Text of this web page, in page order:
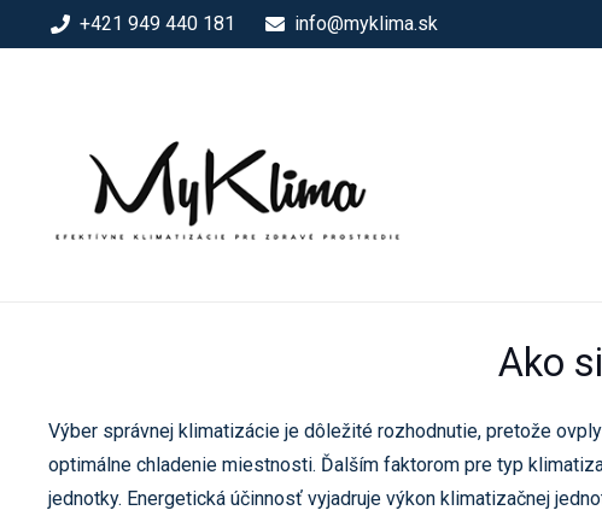
+421 949 440 181 info@myklima.sk
Ako
Výber správnej klimatizácie je dôležité rozhodnutie, pretože
optimálne chladenie miestnosti. Ďalším faktorom pre typ
jednotky. Energetická účinnosť vyjadruje výkon klimatizačnej